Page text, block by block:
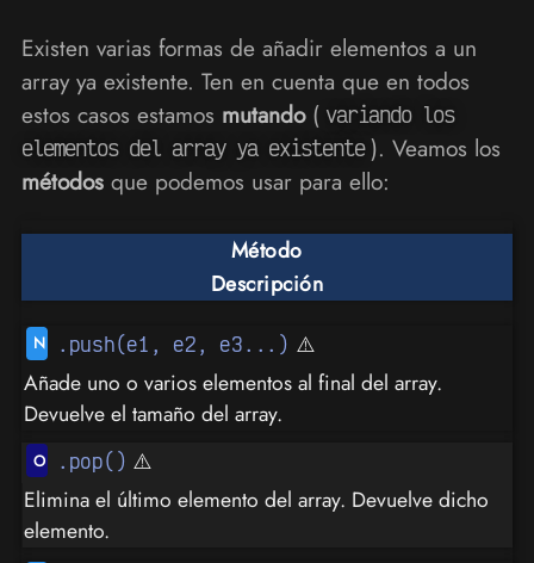
Existen varias formas de añadir elementos a un
array ya existente. Ten en cuenta que en todos
estos casos estamos mutando( variando los
elementos del array ya existente ). Veamos los
métodosque podemos usar para ello:
Método
Descripción
.push(e1, e2, e3...) ⚠️
Añade uno o varios elementos al final del array.
Devuelve el tamaño del array.
.pop() ⚠️
Elimina el último elemento del array. Devuelve dicho
elemento.